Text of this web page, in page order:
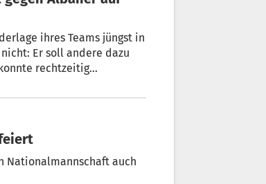
ihres Teams jüngst in
Er soll andere dazu
rechtzeitig
Nationalmannschaft auch